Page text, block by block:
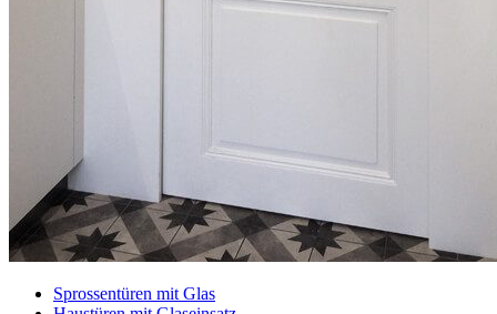
Sprossentüren mit Glas